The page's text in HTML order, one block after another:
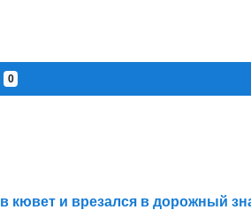
0
кювет и врезался в дорожный